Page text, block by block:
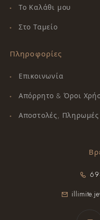
Το Καλάθι μου
Στο Ταμείο
Πληροφορίες
Επικοινωνία
Απόρρητο & Όροι
Αποστολές,